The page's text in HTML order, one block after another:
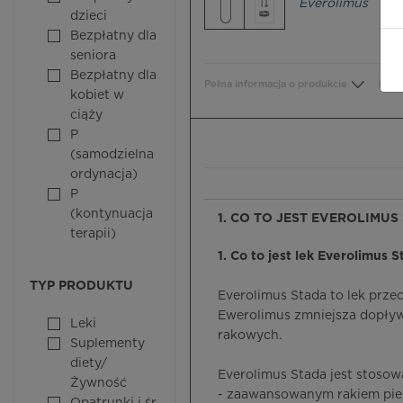
dzieci
Bezpłatny dla
seniora
Bezpłatny dla
kobiet w
ciąży
P
(samodzielna
ordynacja)
P
(kontynuacja
terapii)
TYP PRODUKTU
Leki
Suplementy
diety/
Żywność
Everolimus
Pełna informacja o produkcie
1. CO TO JEST
1. Co to jest lek Everolimus
Everolimus Stada to lek
Ewerolimus zmniejsza
rakowych.
Everolimus Stada jest
- zaawansowanym rakiem